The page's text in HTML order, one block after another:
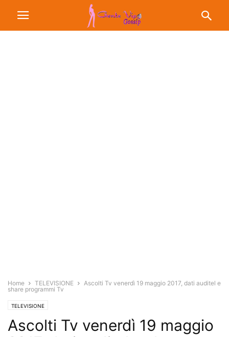
Home TELEVISIONE
Ascolti Tv venerdì 19 maggio 2017, dati auditel e
share programmi Tv
TELEVISIONE
Ascolti Tv venerdì 19 maggio